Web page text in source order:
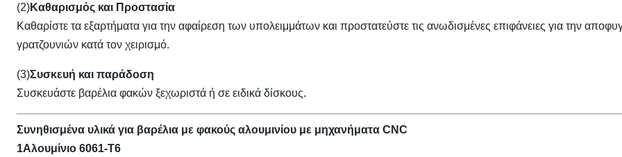
(2)Καθαρισμός και Προστασία
Καθαρίστε τα εξαρτήματα για την αφαίρεση των υπολειμμάτων και προστατεύστε τις ανωδισμένες επιφάνειες για την
γρατζουνιών κατά τον χειρισμό.
(3)Συσκευή και παράδοση
Συσκευάστε βαρέλια φακών ξεχωριστά ή σε ειδικά δίσκους.
Συνηθισμένα υλικά για βαρέλια με φακούς αλουμινίου με μηχανήματα CNC
1Αλουμίνιο 6061-Τ6